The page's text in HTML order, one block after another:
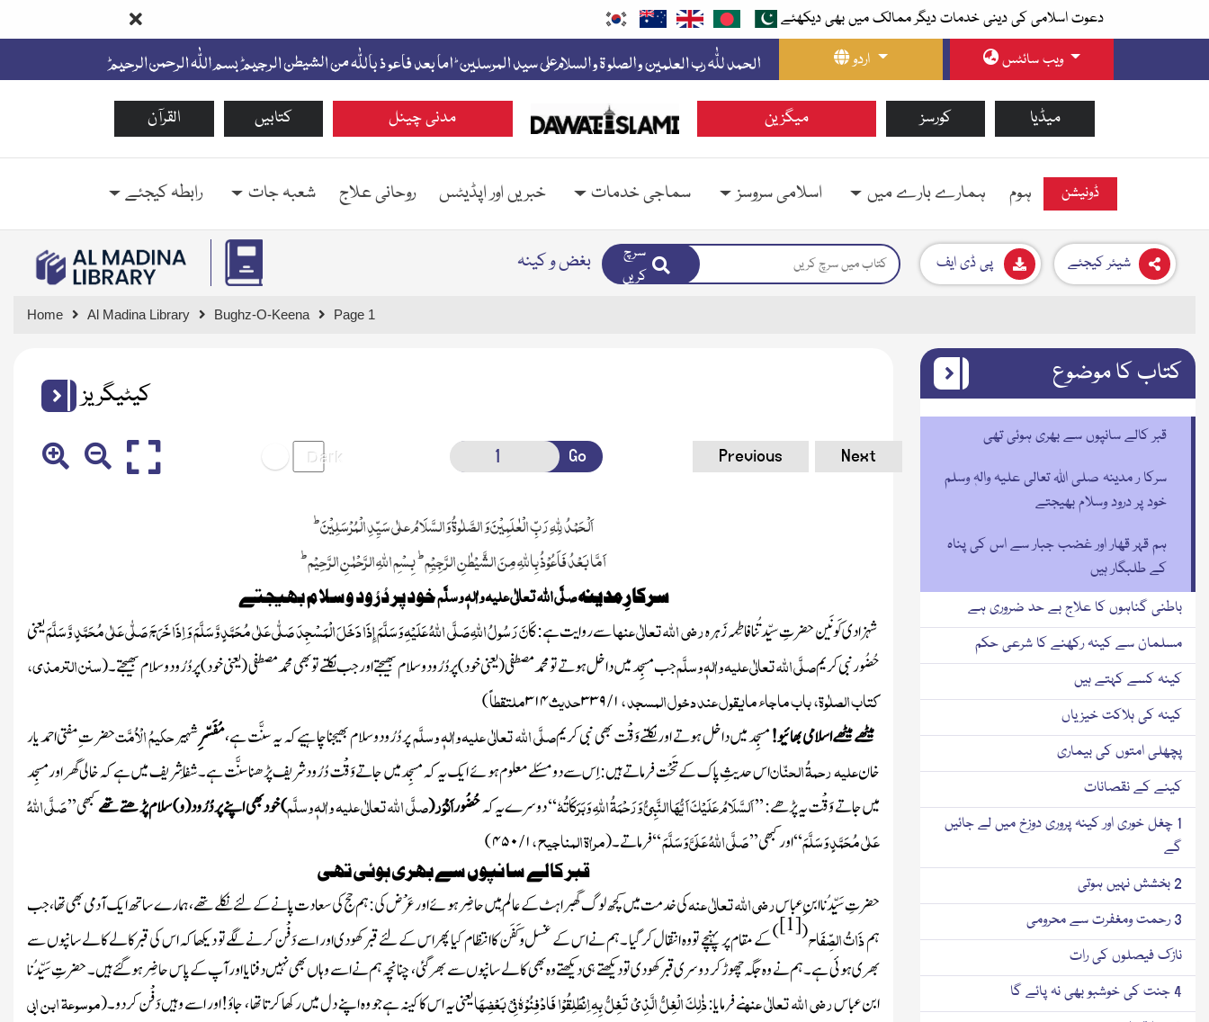
دعوت اسلامی کی دینی خدمات دیگر ممالک میں بھی دیکھئے
اردو
ویب سائٹس
القرآن کتابیں مدنی چینل میگزین کورسز میڈیا
ہوم ہمارے بارے میں اسلامی سروسز سماجی خدمات خبریں اور اپڈیٹس روحانی علاج شعبہ جات رابطہ کیجئے ڈونیشن
بغض و کینہ
سرچ
کریں
پی ڈی ایف شیئر کیجئے
Home Al Madina Library Bughz-O-Keena Page 1
کیٹیگریز
Go Previous Next
اَلْحَمْدُ لِلّٰہِ رَبِّ الْعٰلَمِیْنَ وَ الصَّلٰوۃُ وَالسَّلَامُ علٰی سَیِّدِ الْمُرْسَلِیْنَط
اَمَّا بَعْدُ فَاَعُوْذُ بِاللّٰہِ مِنَ الشَّیْطٰنِ الرَّجِیْمِطبِسْمِ اللہِ الرَّحْمٰنِ الرَّ حِیْمط
سرکا رِ مدینہصلَّی اللہ تعالٰی علیہ واٰلہٖ وسلَّمخود پر دُرُود وسلام بھیجتے
شہزادی کَونَین حضرتِ سیِّدتُنا فاطِمہ زَہرہرضی اللہ تعالٰی عنہاسے روایت ہے:کَانَ رَسُولُ اللہِ صَلَّی اللہُ عَلَیْہِ وَسَلَّمَ إِذَا دَخَلَ الْمَسْجِدَ صَلّٰی عَلٰی مُحَمَّدٍ وَّسَلَّمَ وَ اِذَا خَرَجَ صَلّٰی عَلٰی مُحَمَّدٍ وَّسَلَّمَیعنی
حُضُورنبی کریمصلَّی اللہ تعالٰی علیہ واٰلہٖ وسلَّمجبمسجِدمیں داخل ہوتے تو محمد مصطفی (یعنی خود) پردُرُودوسلام بھیجتے اور جب نکلتے تو بھی محمد مصطفی(یعنی خود)پردُرُودوسلام بھیجتے۔(سنن الترمذی،
کتاب الصلٰوۃ، باب ماجاء مایقول عند دخول المسجد ،۱/۳۳۹حدیث۳۱۴ملتقطاً)
میٹھے میٹھے اسلامی بھائیو!مسجِد میں داخل ہوتے اور نکلتے وَقْت بھی نبی کریمصلَّی اللہ تعالٰی علیہ واٰلہٖ وسلَّمپر دُرُودوسلام بھیجنا چاہیے کہ یہ سنَّت ہے،مُفَسّرِشہیرحکیمُ الْاُمَّتحضرت ِ مفتی احمد یار
خانعلیہ رحمۃُ الحنّاناس حدیثِ پاک کےتَحْت فرماتے ہیں : اِس سے دو مسئلے معلوم ہوئے ایک یہ کہ مسجِد میں جاتے وَقْت دُرُود شریف پڑھناسنَّت ہے۔ شِفا شریف میں ہے کہ خالی گھر اور مسجِد
میں جاتے وَقْت یہ پڑھے: ’’اَلسَّلَامُ عَلَیْکَ اَ یُّھَاالنَّبِیُّ وَرَحْمَۃُ اﷲِ وَبَرَکَاتُہٗ‘‘ دوسرے یہ کہحُضُوراَنْوَر(صلَّی اللہ تعالٰی علیہ واٰلہٖ وسلَّم)خود بھی اپنے پر دُرُود(و)سلام پڑھتے تھےکبھی ’’صَلَّی اللہُ
عَلٰی مُحَمَّدٍ وَسَلَّمَ‘‘ اور کبھی ’’صَلَّی اللہُ عَلَیَّ وَسَلَّمَ‘‘ فرماتے ۔(مراٰۃ المناجیح ،۱/۴۵۰)
قبر کالے سانپوں سے بھری ہوئی تھی
حضرتِ سَیِّدُنا ابنِ عباسرضی اللہ تعالٰی عنہکی خدمت میں کچھ لوگ گھبراہٹ کے عالَم میں حاضِر ہوئے اور عَرْض کی : ہم حج کی سعادت پانے کے لئے نکلے تھے ، ہمارے ساتھ ایک آدمی بھی تھا ، جب
ہمذَاتُ الصِّفَاح(
[1]
)کے مقام پر پہنچے تو وہ انتقال کرگیا ۔ہم نے اس کے غسل وکَفَن کا انتظام کیا پھر اس کے لئے قبر کھودی اور اسے دَفْن کرنے لگے تو دیکھا کہ اس کی قبر کالے کالے سانپوں سے
بھری ہوئی ہے ۔ ہم نے وہ جگہ چھوڑ کر دوسری قبر کھودی تودیکھتے ہی دیکھتے وہ بھی کالے سانپوں سے بھر گئی ، چنانچہ ہم نے اسے وہاں بھی نہیں دفنایا اور آپ کے پاس حاضِر ہوگئے ہیں ۔ حضرتِ سَیِّدُنا
ابن عباسرضی اللہ تعالٰی عنہنے فرمایا :ذٰلِکَ الْغِلُّ الَّذِیْ تَغِلُّ بِہِ اِنْطَلِقُوْا فَادْفِنُوْہٗ فِیْ بَعْضِھَایعنی یہ اس کا کینہ ہے جو وہ اپنے دل میں رکھا کرتا تھا ، جاؤ! اور اسے وہیں دَفْن کردو۔(موسوعۃ ابن ابی
کتاب کا موضوع
قبر کالے سانپوں سے بھری ہوئی تھی
سرکا ر مدینہ صلی اللہ تعالی علیہ والہٖ وسلم
خود پر درود وسلام بھیجتے
ہم قہر قھار اور غضب جبار سے اس کی پناہ
کے طلبگار ہیں
باطنی گناہوں کا علاج بے حد ضروری ہے
مسلمان سے کینہ رکھنے کا شرعی حکم
کینہ کسے کہتے ہیں
کینہ کی ہلاکت خیزیاں
پچھلی امتوں کی بیماری
کینے کے نقصانات
1 چغل خوری اور کینہ پروری دوزخ میں لے جائیں
گے
2 بخشش نہیں ہوتی
3 رحمت ومغفرت سے محرومی
نازک فیصلوں کی رات
4 جنت کی خوشبو بھی نہ پائے گا